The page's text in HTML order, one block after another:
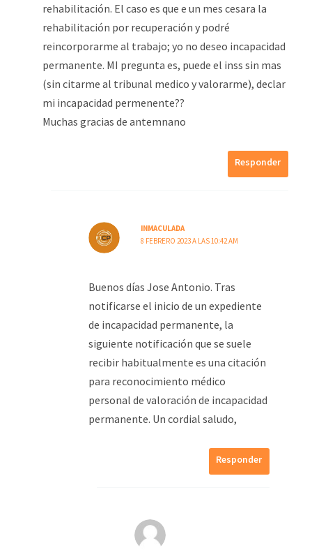
rehabilitación. El caso es que e un mes cesara la
rehabilitación por recuperación y podré
reincorporarme al trabajo; yo no deseo incapacidad
permanente. MI pregunta es, puede el inss sin mas
(sin citarme al tribunal medico y valorarme), declar
mi incapacidad permenente??
Muchas gracias de antemnano
Responder
INMACULADA
8 FEBRERO 2023 A LAS 10:42 AM
Buenos días Jose Antonio. Tras
notificarse el inicio de un expediente
de incapacidad permanente, la
siguiente notificación que se suele
recibir habitualmente es una citación
para reconocimiento médico
personal de valoración de incapacidad
permanente. Un cordial saludo,
Responder